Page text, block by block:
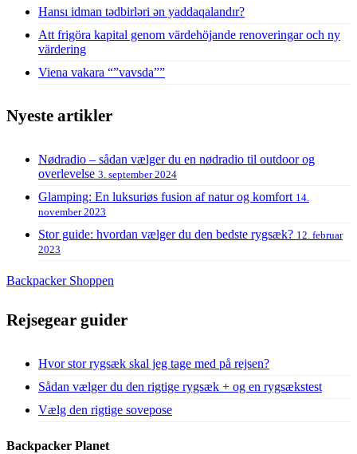
Hansı idman tədbirləri ən yaddaqalandır?
Att frigöra kapital genom värdehöjande renoveringar och ny
värdering
Viena vakara “”vavsda””
Nyeste artikler
Nødradio – sådan vælger du en nødradio til outdoor og
overlevelse 3. september 2024
Glamping: En luksuriøs fusion af natur og komfort 14.
november 2023
Stor guide: hvordan vælger du den bedste rygsæk? 12. februar
2023
Backpacker Shoppen
Rejsegear guider
Hvor stor rygsæk skal jeg tage med på rejsen?
Sådan vælger du den rigtige rygsæk + og en rygsækstest
Vælg den rigtige sovepose
Backpacker Planet